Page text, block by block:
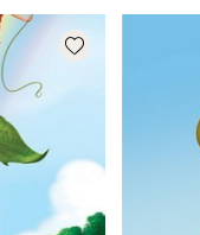
wishlist